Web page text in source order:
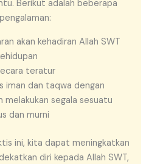
Berikut adalah beberapa
akan kehadiran Allah SWT
teratur
iman dan taqwa dengan
segala sesuatu
dan murni
ini, kita dapat meningkatkan
diri kepada Allah SWT,